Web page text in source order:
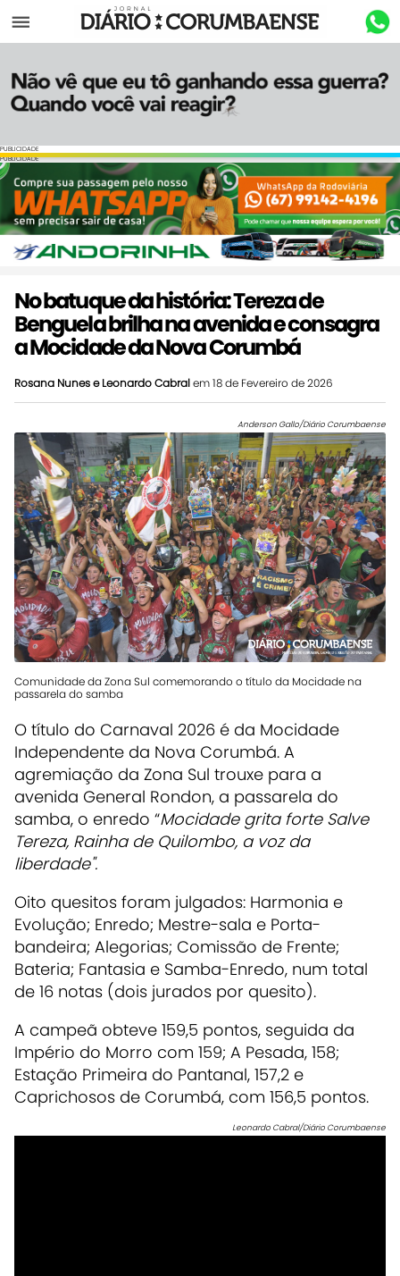
Menu
PUBLICIDADE
PUBLICIDADE
No batuque da história: Tereza de
Benguela brilha na avenida e consagra
a Mocidade da Nova Corumbá
Rosana Nunes e Leonardo Cabralem 18 de Fevereiro de 2026
Anderson Gallo/Diário Corumbaense
Comunidade da Zona Sul comemorando o título da Mocidade na
passarela do samba
O título do Carnaval 2026 é da Mocidade
Independente da Nova Corumbá. A
agremiação da Zona Sul trouxe para a
avenida General Rondon, a passarela do
samba, o enredo “Mocidade grita forte Salve
Tereza, Rainha de Quilombo, a voz da
liberdade".
Oito quesitos foram julgados: Harmonia e
Evolução; Enredo; Mestre-sala e Porta-
bandeira; Alegorias; Comissão de Frente;
Bateria; Fantasia e Samba-Enredo, num total
de 16 notas (dois jurados por quesito).
A campeã obteve 159,5 pontos, seguida da
Império do Morro com 159; A Pesada, 158;
Estação Primeira do Pantanal, 157,2 e
Caprichosos de Corumbá, com 156,5 pontos.
Leonardo Cabral/Diário Corumbaense